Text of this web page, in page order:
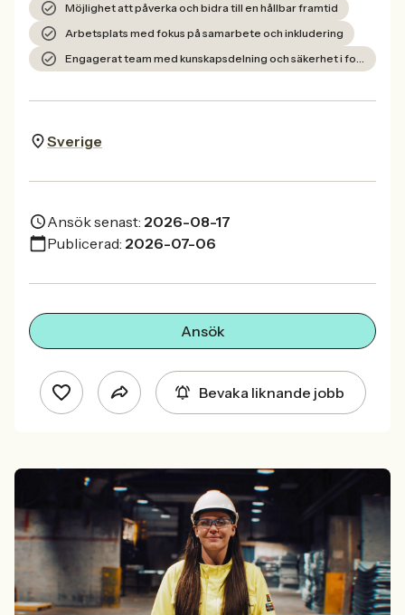
Möjlighet att påverka och bidra till en hållbar framtid
Arbetsplats med fokus på samarbete och inkludering
Engagerat team med kunskapsdelning och säkerhet i fokus
Sverige
Ansök senast: 2026-08-17
Publicerad: 2026-07-06
Ansök
Bevaka liknande jobb